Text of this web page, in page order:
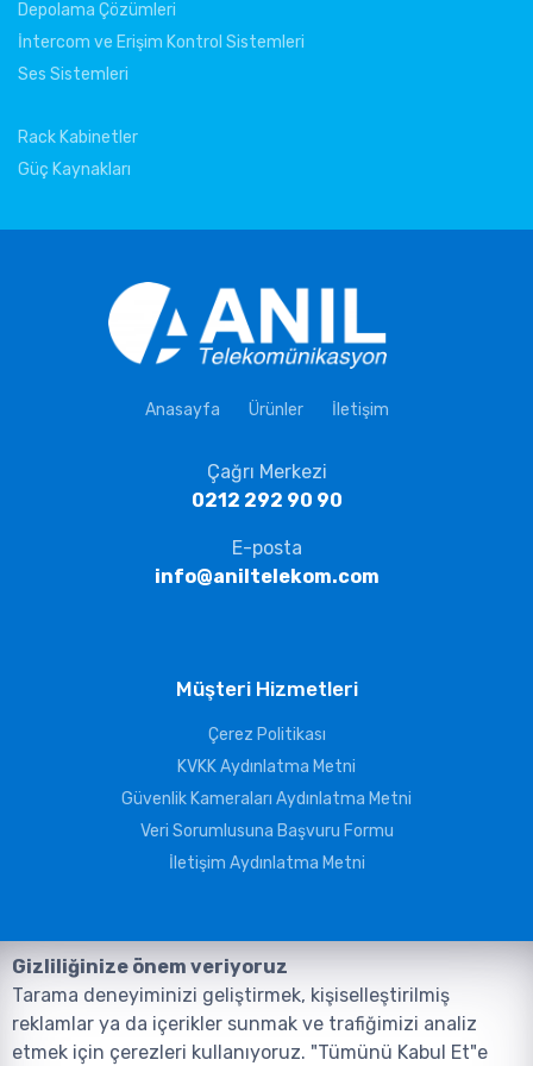
Depolama Çözümleri
İntercom ve Erişim Kontrol Sistemleri
Ses Sistemleri
Rack Kabinetler
Güç Kaynakları
Anasayfa Ürünler İletişim
Çağrı Merkezi
0212 292 90 90
E-posta
info@aniltelekom.com
Müşteri Hizmetleri
Çerez Politikası
KVKK Aydınlatma Metni
Güvenlik Kameraları Aydınlatma Metni
Veri Sorumlusuna Başvuru Formu
İletişim Aydınlatma Metni
Gizliliğinize önem veriyoruz
Tarama deneyiminizi geliştirmek, kişiselleştirilmiş
reklamlar ya da içerikler sunmak ve trafiğimizi analiz
etmek için çerezleri kullanıyoruz. "Tümünü Kabul Et"e